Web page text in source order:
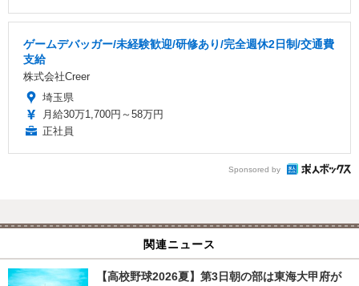
ゲームデバッガー/未経験歓迎/研修あり/完全週休2日制/交通費
支給
株式会社Creer
埼玉県
月給30万1,700円～58万円
正社員
Sponsored by
関連ニュース
【高校野球2026夏】第3日朝の部は東海大甲府が